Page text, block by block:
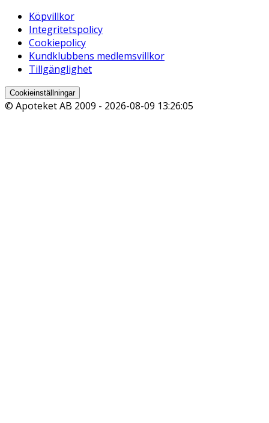
Köpvillkor
Integritetspolicy
Cookiepolicy
Kundklubbens medlemsvillkor
Tillgänglighet
Cookieinställningar
© Apoteket AB 2009 - 2026-08-09 13:26:05